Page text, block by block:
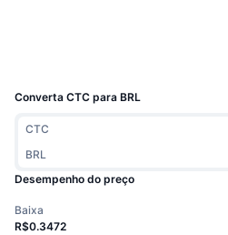
Converta CTC para BRL
CTC
BRL
Desempenho do preço
Baixa
R$0.3472